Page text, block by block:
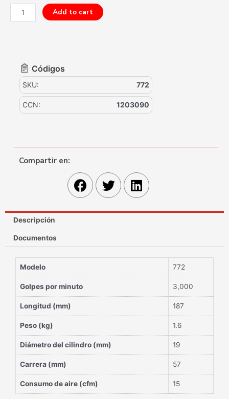
Add to cart
Códigos
SKU: 772
CCN: 1203090
Compartir en:
Descripción
Documentos
Modelo 772
Golpes por minuto 3,000
Longitud (mm) 187
Peso (kg) 1.6
Diámetro del cilindro (mm) 19
Carrera (mm) 57
Consumo de aire (cfm) 15